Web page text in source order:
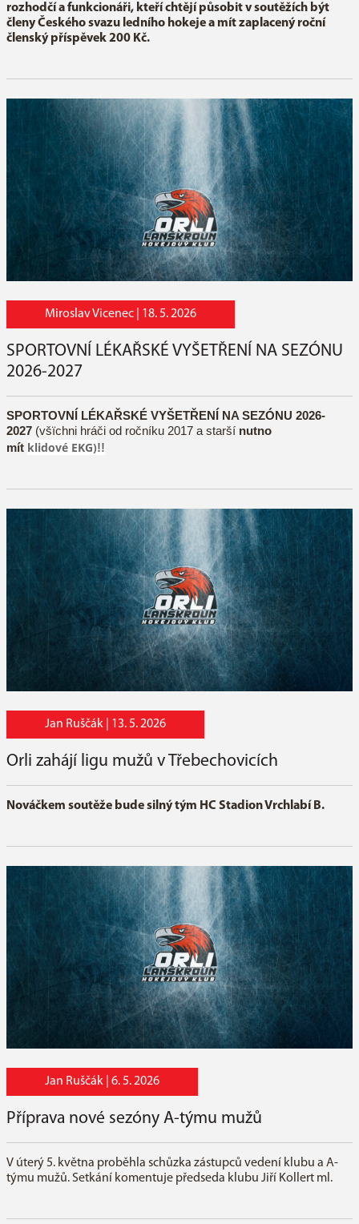
rozhodčí a funkcionáři, kteří chtějí působit v soutěžích být
členy Českého svazu ledního hokeje a mít zaplacený roční
členský příspěvek 200 Kč.
Miroslav Vicenec | 18. 5. 2026
SPORTOVNÍ LÉKAŘSKÉ VYŠETŘENÍ NA SEZÓNU
2026-2027
SPORTOVNÍ LÉKAŘSKÉ VYŠETŘENÍ NA SEZÓNU 2026-
2027 (všïchni hráči od ročníku 2017 a starší nutno
mít klidové EKG)!!
Jan Ruščák | 13. 5. 2026
Orli zahájí ligu mužů v Třebechovicích
Nováčkem soutěže bude silný tým HC Stadion Vrchlabí B.
Jan Ruščák | 6. 5. 2026
Příprava nové sezóny A-týmu mužů
V úterý 5. května proběhla schůzka zástupců vedení klubu a A-
týmu mužů. Setkání komentuje předseda klubu Jiří Kollert ml.